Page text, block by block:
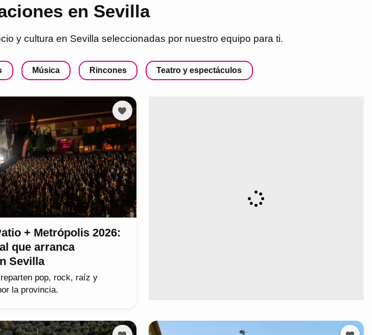
en Sevilla
y cultura en Sevilla seleccionadas por nuestro equipo para ti.
Música Rincones Teatro y espectáculos
+ Metrópolis 2026:
que arranca
Sevilla
pop, rock, raíz y
la provincia.